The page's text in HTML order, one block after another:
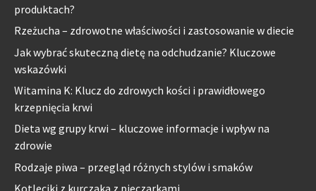
produktach?
Rzeżucha – zdrowotne właściwości i zastosowanie w diecie
Jak wybrać skuteczną dietę na odchudzanie? Kluczowe
wskazówki
Witamina K: Klucz do zdrowych kości i prawidłowego
krzepnięcia krwi
Dieta wg grupy krwi – kluczowe informacje i wpływ na
zdrowie
Rodzaje piwa – przegląd różnych stylów i smaków